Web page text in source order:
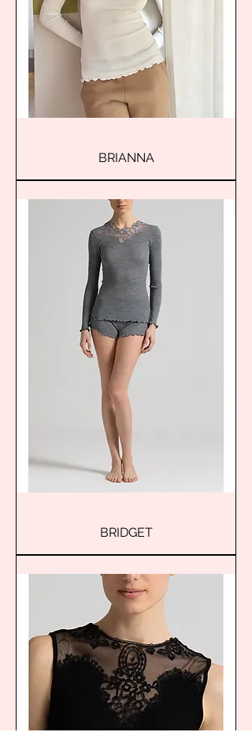
BRIANNA
BRIDGET